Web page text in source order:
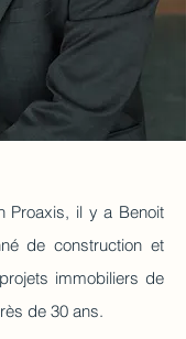
Proaxis, il y a Benoit
de construction et
immobiliers de
de 30 ans.